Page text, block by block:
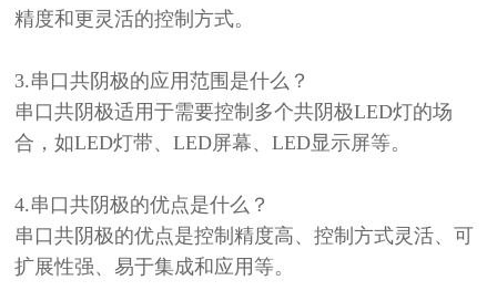
精度和更灵活的控制方式。
3.串口共阴极的应用范围是什么？
串口共阴极适用于需要控制多个共阴极LED灯的场
合，如LED灯带、LED屏幕、LED显示屏等。
4.串口共阴极的优点是什么？
串口共阴极的优点是控制精度高、控制方式灵活、可
扩展性强、易于集成和应用等。